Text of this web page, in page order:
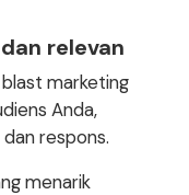
relevan
blast marketing
Anda,
respons.
menarik